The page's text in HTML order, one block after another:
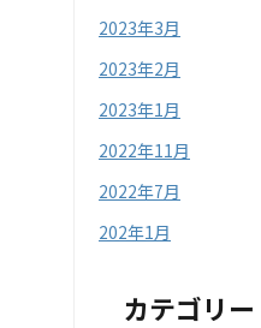
2023年3月
2023年2月
2023年1月
2022年11月
2022年7月
202年1月
カテゴリー